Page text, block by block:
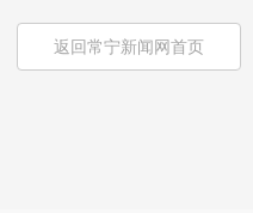
返回常宁新闻网首页